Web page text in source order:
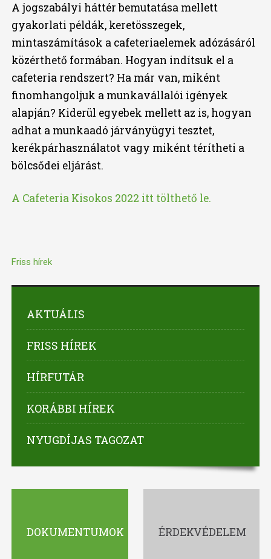
A jogszabályi háttér bemutatása mellett
gyakorlati példák, keretösszegek,
mintaszámítások a cafeteriaelemek adózásáról
közérthető formában. Hogyan indítsuk el a
cafeteria rendszert? Ha már van, miként
finomhangoljuk a munkavállalói igények
alapján? Kiderül egyebek mellett az is, hogyan
adhat a munkaadó járványügyi tesztet,
kerékpárhasználatot vagy miként térítheti a
bölcsődei eljárást.
A Cafeteria Kisokos 2022 itt tölthető le.
Friss hírek
AKTUÁLIS
FRISS HÍREK
HÍRFUTÁR
KORÁBBI HÍREK
NYUGDÍJAS TAGOZAT
DOKUMENTUMOK ÉRDEKVÉDELEM